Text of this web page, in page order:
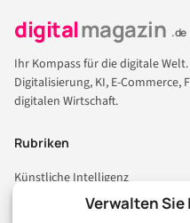
Verwalten
digitalmagazin .de
Ihr Kompass für die digitale
Digitalisierung, KI, E-Commerce,
digitalen Wirtschaft.
Rubriken
Künstliche Intelligenz
Technologie & IT